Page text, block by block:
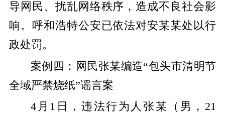
导网民、扰乱网络秩序，造成不良社会影
响。呼和浩特公安已依法对安某某处以行
政处罚。
案例四：网民张某编造“包头市清明节
全域严禁烧纸”谣言案
4月1日，违法行为人张某（男，21